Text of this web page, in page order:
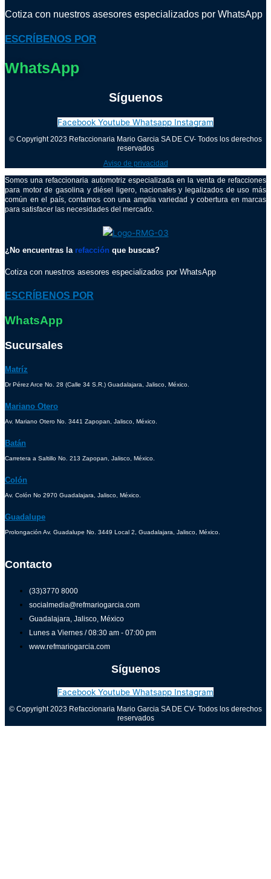
Cotiza con nuestros asesores especializados por WhatsApp
ESCRÍBENOS POR
WhatsApp
Síguenos
Facebook Youtube Whatsapp Instagram
© Copyright 2023 Refaccionaria Mario Garcia SA DE CV- Todos los derechos
reservados
Aviso de privacidad
Somos una refaccionaria automotriz especializada en la venta de refacciones
para motor de gasolina y diésel ligero, nacionales y legalizados de uso más
común en el país, contamos con una amplia variedad y cobertura en marcas
para satisfacer las necesidades del mercado.
¿No encuentras la refacción que buscas?
Cotiza con nuestros asesores especializados por WhatsApp
ESCRÍBENOS POR
WhatsApp
Sucursales
Matríz
Dr Pérez Arce No. 28 (Calle 34 S.R.) Guadalajara, Jalisco, México.
Mariano Otero
Av. Mariano Otero No. 3441 Zapopan, Jalisco, México.
Batán
Carretera a Saltillo No. 213 Zapopan, Jalisco, México.
Colón
Av. Colón No 2970 Guadalajara, Jalisco, México.
Guadalupe
Prolongación Av. Guadalupe No. 3449 Local 2, Guadalajara, Jalisco, México.
Contacto
(33)3770 8000
socialmedia@refmariogarcia.com
Guadalajara, Jalisco, México
Lunes a Viernes / 08:30 am - 07:00 pm
www.refmariogarcia.com
Síguenos
Facebook Youtube Whatsapp Instagram
© Copyright 2023 Refaccionaria Mario Garcia SA DE CV- Todos los derechos
reservados